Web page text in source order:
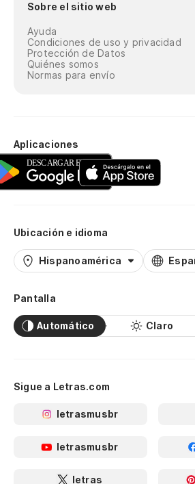
Sobre el sitio web
Ayuda
Condiciones de uso y privacidad
Protección de Datos
Quiénes somos
Normas para envío
Aplicaciones
Ubicación e idioma
Hispanoamérica
Pantalla
Automático Claro
Sigue a Letras.com
letrasmusbr
letrasmusbr
letras